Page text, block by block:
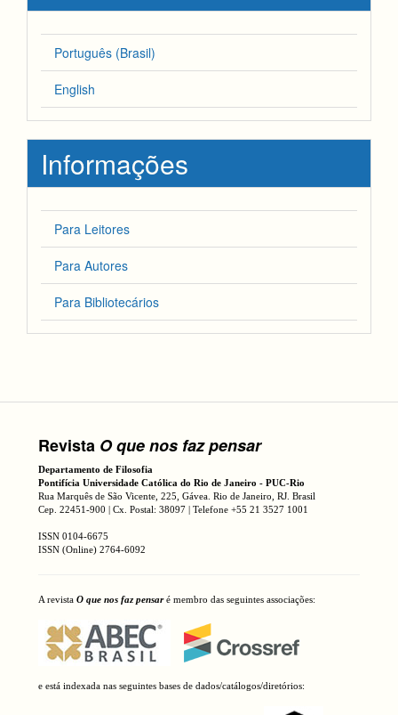
Português (Brasil)
English
Informações
Para Leitores
Para Autores
Para Bibliotecários
Revista O que nos faz pensar
Departamento de Filosofia
Pontifícia Universidade Católica do Rio de Janeiro - PUC-Rio
Rua Marquês de São Vicente, 225, Gávea. Rio de Janeiro, RJ. Brasil
Cep. 22451-900 | Cx. Postal: 38097 | Telefone +55 21 3527 1001
ISSN 0104-6675
ISSN (Online) 2764-6092
A revista O que nos faz pensaré membro das seguintes associações:
e está indexada nas seguintes bases de dados/catálogos/diretórios: